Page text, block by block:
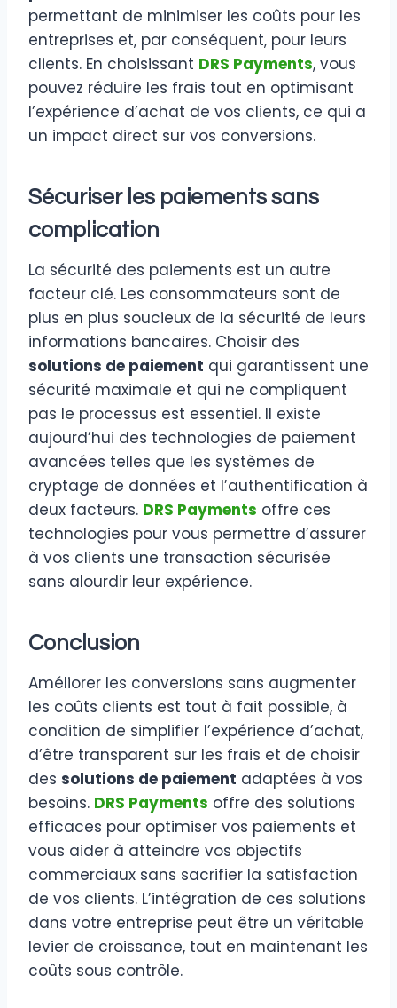
permettant de minimiser les coûts pour les
entreprises et, par conséquent, pour leurs
clients. En choisissant DRS Payments, vous
pouvez réduire les frais tout en optimisant
l’expérience d’achat de vos clients, ce qui a
un impact direct sur vos conversions.
Sécuriser les paiements sans
complication
La sécurité des paiements est un autre
facteur clé. Les consommateurs sont de
plus en plus soucieux de la sécurité de leurs
informations bancaires. Choisir des
solutions de paiement qui garantissent une
sécurité maximale et qui ne compliquent
pas le processus est essentiel. Il existe
aujourd’hui des technologies de paiement
avancées telles que les systèmes de
cryptage de données et l’authentification à
deux facteurs. DRS Payments offre ces
technologies pour vous permettre d’assurer
à vos clients une transaction sécurisée
sans alourdir leur expérience.
Conclusion
Améliorer les conversions sans augmenter
les coûts clients est tout à fait possible, à
condition de simplifier l’expérience d’achat,
d’être transparent sur les frais et de choisir
des solutions de paiement adaptées à vos
besoins. DRS Payments offre des solutions
efficaces pour optimiser vos paiements et
vous aider à atteindre vos objectifs
commerciaux sans sacrifier la satisfaction
de vos clients. L’intégration de ces solutions
dans votre entreprise peut être un véritable
levier de croissance, tout en maintenant les
coûts sous contrôle.